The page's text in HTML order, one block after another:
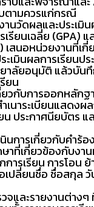
ตามควรแก่กรณี
านวัดผลและประเมิ
รียนเฉลี่ย (GPA)
เสนอหน่วยงานที่เกี่
ะเมินผลการเรียนป
าลัยอนุมัติ แล้วบันทึ
ยน
ยวกับการออกหลักฐ
เนาระเบียนแสดงผ
น ประกาศนียบัตร แ
นินการเกี่ยวกับคำร้
าที่เกี่ยวข้องกับงาน
ารเรียน การโอน ย้
เปลี่ยนชื่อ ชื่อสกุล วั
วจและรายงานต่าง